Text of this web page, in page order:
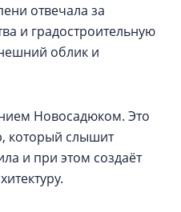
отвечала за
и градостроительную
облик и
Новосадюком. Это
который слышит
и при этом создаёт